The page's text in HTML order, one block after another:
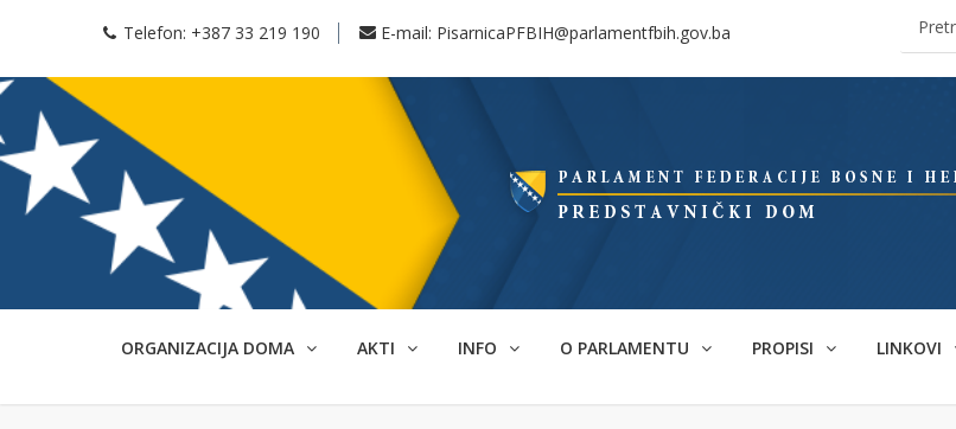
Telefon: +387 33 219 190 E-mail: PisarnicaPFBIH@parlamentfbih.gov.ba
ORGANIZACIJA DOMA AKTI INFO O PARLAMENTU PROPISI LINKOVI